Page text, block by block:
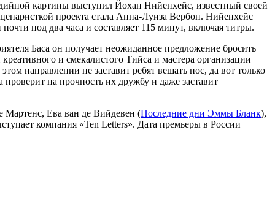
картины выступил Йохан Нийенхейс, известный своей
проекта стала Анна-Луиза Вербон. Нийенхейс
под два часа и составляет 115 минут, включая титры.
Баса он получает неожиданное предложение бросить
и смекалистого Тийса и мастера организации
направлении не заставит ребят вешать нос, да вот только
на прочность их дружбу и даже заставит
Мартенс, Ева ван де Вийдевен (Последние дни Эммы Бланк),
компания «Ten Letters». Дата премьеры в России